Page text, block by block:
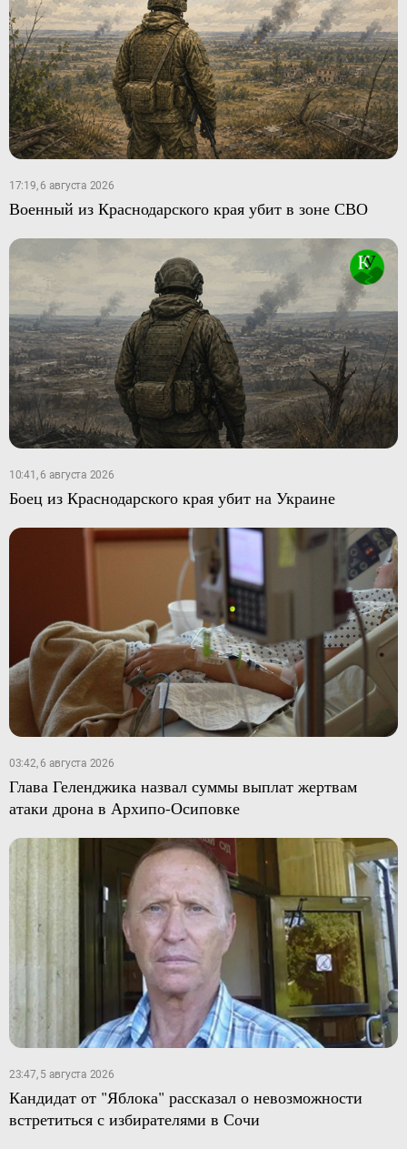
17:19, 6 августа 2026
Военный из Краснодарского края убит в зоне СВО
10:41, 6 августа 2026
Боец из Краснодарского края убит на Украине
03:42, 6 августа 2026
Глава Геленджика назвал суммы выплат жертвам
атаки дрона в Архипо-Осиповке
23:47, 5 августа 2026
Кандидат от "Яблока" рассказал о невозможности
встретиться с избирателями в Сочи